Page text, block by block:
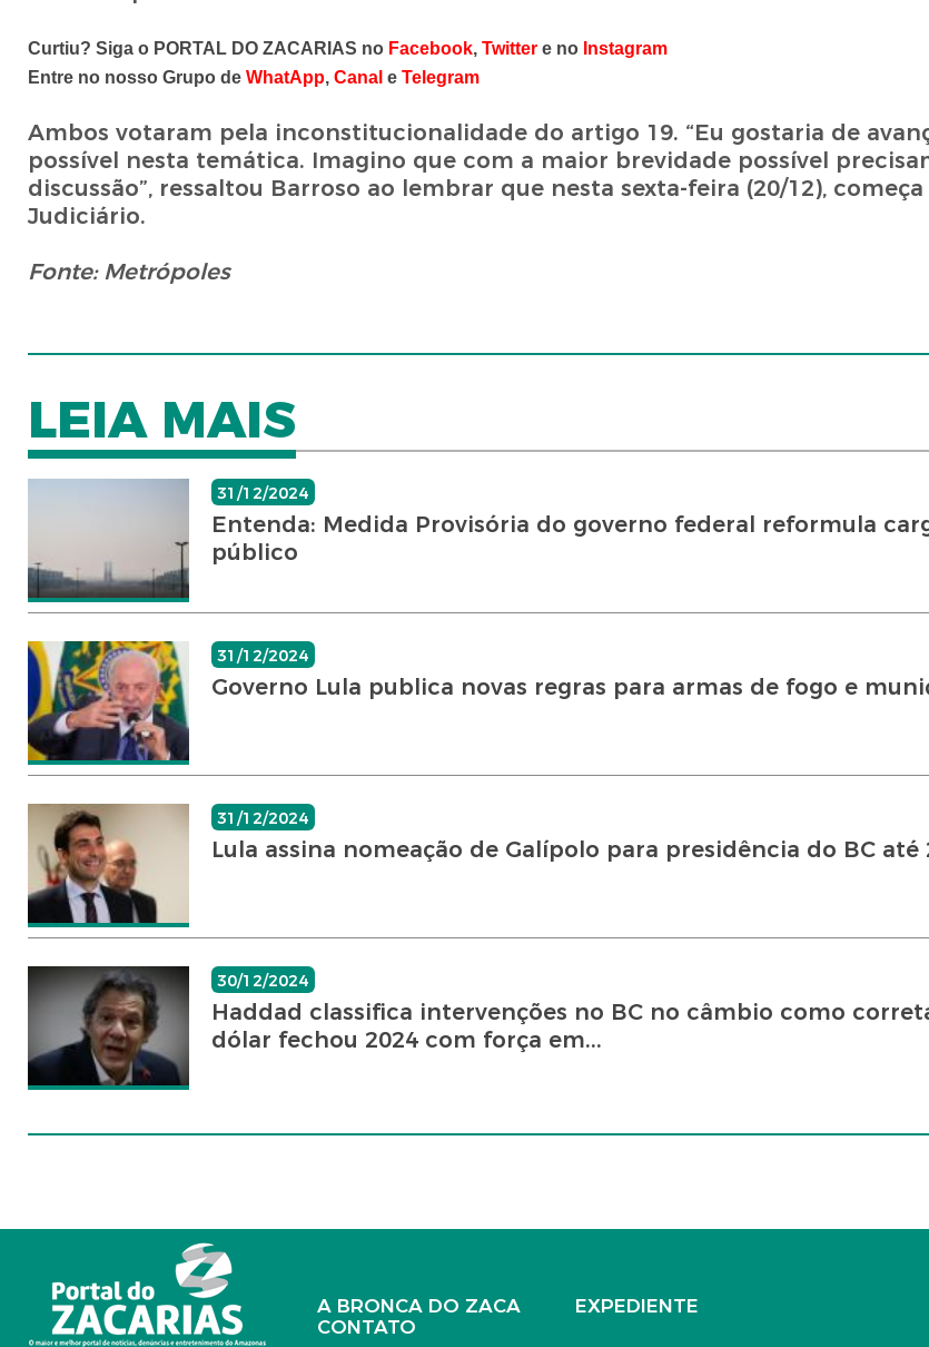
Curtiu? Siga o PORTAL DO ZACARIAS no Facebook, Twittere no Instagram
Entre no nosso Grupo de WhatApp, Canal e Telegram
Ambos votaram pela inconstitucionalidade do artigo 19. “Eu gostaria de
possível nesta temática. Imagino que com a maior brevidade possível
discussão”, ressaltou Barroso ao lembrar que nesta sexta-feira (20/12),
Judiciário.
Fonte: Metrópoles
LEIA MAIS
31/12/2024
Entenda: Medida Provisória do governo federal reformula
público
31/12/2024
Governo Lula publica novas regras para armas de fogo e
31/12/2024
Lula assina nomeação de Galípolo para presidência do BC até
30/12/2024
Haddad classifica intervenções no BC no câmbio como
dólar fechou 2024 com força em...
A BRONCA DO ZACA
EXPEDIENTE
CONTATO